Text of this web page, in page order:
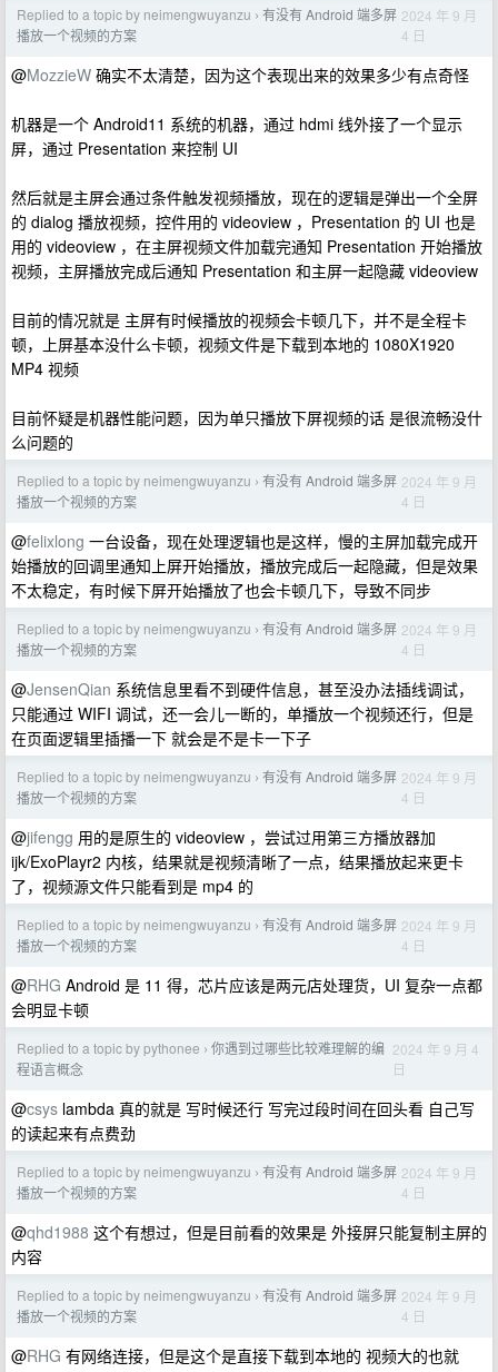
Replied to a topic by neimengwuyanzu › 有没有 Android 端多屏
播放一个视频的方案
2024 年 9 月
4 日
@MozzieW 确实不太清楚，因为这个表现出来的效果多少有点奇怪
机器是一个 Android11 系统的机器，通过 hdmi 线外接了一个显示
屏，通过 Presentation 来控制 UI
然后就是主屏会通过条件触发视频播放，现在的逻辑是弹出一个全屏
的 dialog 播放视频，控件用的 videoview ，Presentation 的 UI 也是
用的 videoview ，在主屏视频文件加载完通知 Presentation 开始播放
视频，主屏播放完成后通知 Presentation 和主屏一起隐藏 videoview
目前的情况就是 主屏有时候播放的视频会卡顿几下，并不是全程卡
顿，上屏基本没什么卡顿，视频文件是下载到本地的 1080X1920
MP4 视频
目前怀疑是机器性能问题，因为单只播放下屏视频的话 是很流畅没什
么问题的
Replied to a topic by neimengwuyanzu › 有没有 Android 端多屏
播放一个视频的方案
2024 年 9 月
4 日
@felixlong 一台设备，现在处理逻辑也是这样，慢的主屏加载完成开
始播放的回调里通知上屏开始播放，播放完成后一起隐藏，但是效果
不太稳定，有时候下屏开始播放了也会卡顿几下，导致不同步
Replied to a topic by neimengwuyanzu › 有没有 Android 端多屏
播放一个视频的方案
2024 年 9 月
4 日
@JensenQian 系统信息里看不到硬件信息，甚至没办法插线调试，
只能通过 WIFI 调试，还一会儿一断的，单播放一个视频还行，但是
在页面逻辑里插播一下 就会是不是卡一下子
Replied to a topic by neimengwuyanzu › 有没有 Android 端多屏
播放一个视频的方案
2024 年 9 月
4 日
@jifengg 用的是原生的 videoview ，尝试过用第三方播放器加
ijk/ExoPlayr2 内核，结果就是视频清晰了一点，结果播放起来更卡
了，视频源文件只能看到是 mp4 的
Replied to a topic by neimengwuyanzu › 有没有 Android 端多屏
播放一个视频的方案
2024 年 9 月
4 日
@RHG Android 是 11 得，芯片应该是两元店处理货，UI 复杂一点都
会明显卡顿
Replied to a topic by pythonee › 你遇到过哪些比较难理解的编
程语言概念
2024 年 9 月 4
日
@csys lambda 真的就是 写时候还行 写完过段时间在回头看 自己写
的读起来有点费劲
Replied to a topic by neimengwuyanzu › 有没有 Android 端多屏
播放一个视频的方案
2024 年 9 月
4 日
@qhd1988 这个有想过，但是目前看的效果是 外接屏只能复制主屏的
内容
Replied to a topic by neimengwuyanzu › 有没有 Android 端多屏
播放一个视频的方案
2024 年 9 月
4 日
@RHG 有网络连接，但是这个是直接下载到本地的 视频大的也就